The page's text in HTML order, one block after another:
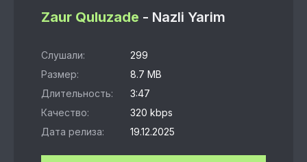
Zaur Quluzade - Nazli Yarim
Слушали:
299
Размер:
8.7 MB
Длительность:
3:47
Качество:
320 kbps
Дата релиза:
19.12.2025